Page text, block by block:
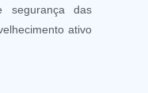
segurança das
ativo